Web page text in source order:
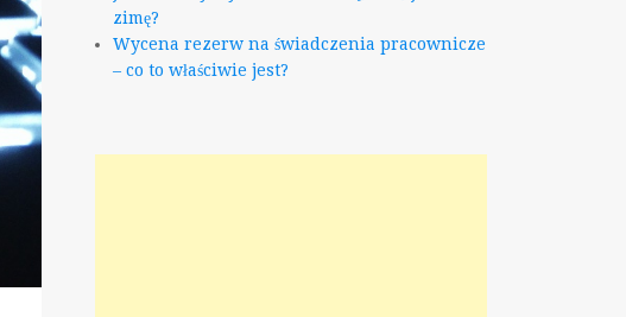
zimę?
Wycena rezerw na świadczenia pracownicze
– co to właściwie jest?